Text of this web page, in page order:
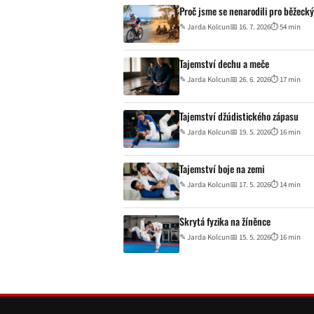
Proč jsme se nenarodili pro
✎ Jarda Kolcun📅 16. 7. 2026⏱ 54 min
Tajemství dechu a meče
✎ Jarda Kolcun📅 26. 6. 2026⏱ 17 min
Tajemství džúdistického zápasu
✎ Jarda Kolcun📅 19. 5. 2026⏱ 16 min
Tajemství boje na zemi
✎ Jarda Kolcun📅 17. 5. 2026⏱ 14 min
Skrytá fyzika na žíněnce
✎ Jarda Kolcun📅 15. 5. 2026⏱ 16 min